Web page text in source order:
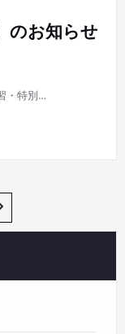
のお知らせ
・特別…